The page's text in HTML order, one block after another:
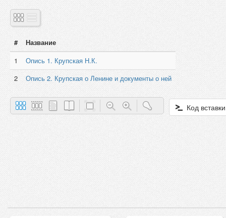
#
Название
1
Опись 1. Крупская Н.К.
2
Опись 2. Крупская о Ленине и документы о ней
Код вставки